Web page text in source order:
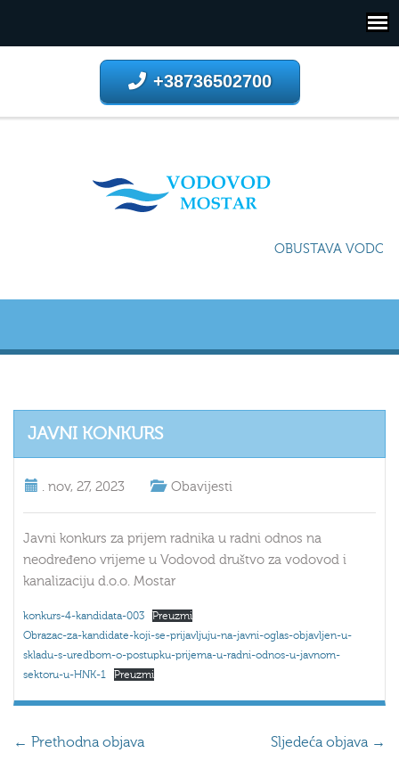
+38736502700
OBUSTAVA
JAVNI KONKURS
. nov, 27, 2023 Obavijesti
Javni konkurs za prijem radnika u radni odnos na
neodređeno vrijeme u Vodovod društvo za vodovod i
kanalizaciju d.o.o. Mostar
konkurs-4-kandidata-003
Preuzmi
Obrazac-za-kandidate-koji-se-prijavljuju-na-javni-oglas-objavljen-u-
skladu-s-uredbom-o-postupku-prijema-u-radni-odnos-u-javnom-
sektoru-u-HNK-1
Preuzmi
← Prethodna objava Sljedeća objava →